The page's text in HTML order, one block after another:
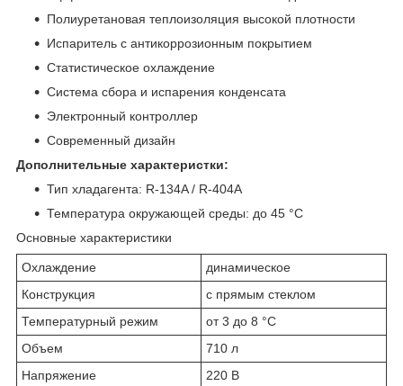
Полиуретановая теплоизоляция высокой плотности
Испаритель с антикоррозионным покрытием
Статистическое охлаждение
Система сбора и испарения конденсата
Электронный контроллер
Современный дизайн
Дополнительные характеристки:
Тип хладагента: R-134A / R-404A
Температура окружающей среды: до 45 °С
Основные характеристики
Охлаждение
динамическое
Конструкция
с прямым стеклом
Температурный режим
от 3 до 8 °С
Объем
710 л
Напряжение
220 В